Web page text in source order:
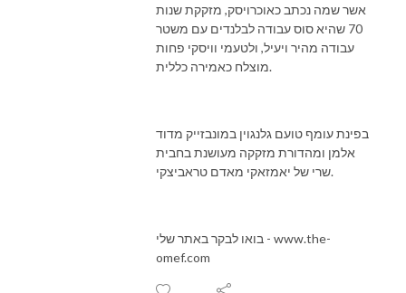
אשר שמה נכתב כאוכרויסק, מזקקת שנות
70 שהיא סוס עבודה לבלנדים עם משטר
עבודה מהיר ויעיל, ולטעמי וויסקי פחות
מוצלח כאמירה כללית.
בפינת עומף טועם גלנגוין במונבזייק מדוד
אלמן ומהדורת מזקקה מעושנת בחבית
שרי של יאמזאקי מאדם טראביצקי.
בואו לבקר באתר שלי - www.the-
omef.com